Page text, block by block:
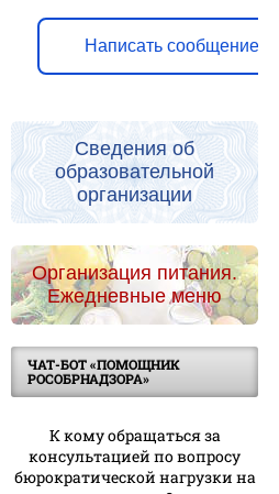
Написать сообщение
Сведения об
образовательной
организации
Организация питания.
Ежедневные меню
ЧАТ-БОТ «ПОМОЩНИК
РОСОБРНАДЗОРА»
К кому обращаться за
консультацией по вопросу
бюрократической нагрузки на